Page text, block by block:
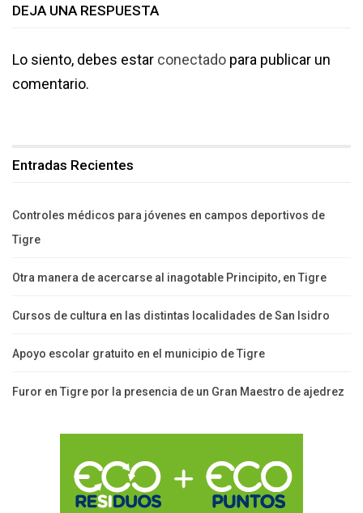
DEJA UNA RESPUESTA
Lo siento, debes estar conectado para publicar un
comentario.
Entradas Recientes
Controles médicos para jóvenes en campos deportivos de
Tigre
Otra manera de acercarse al inagotable Principito, en Tigre
Cursos de cultura en las distintas localidades de San Isidro
Apoyo escolar gratuito en el municipio de Tigre
Furor en Tigre por la presencia de un Gran Maestro de ajedrez